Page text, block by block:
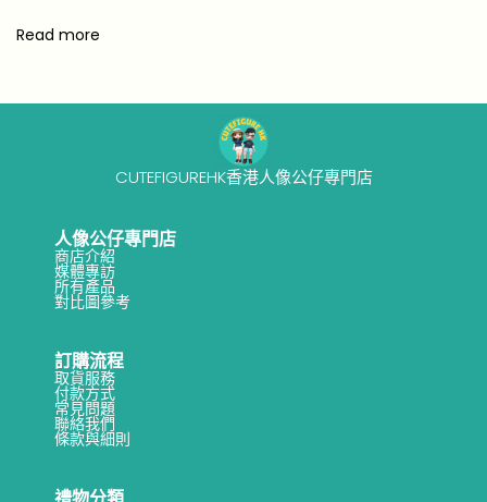
Read more
CUTEFIGUREHK香港人像公仔專門店
人像公仔專門店
商店介紹
媒體專訪
所有產品
對比圖參考
訂購流程
取貨服務
付款方式
常見問題
聯絡我們
條款與細則